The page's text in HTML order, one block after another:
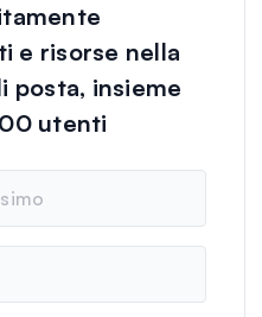
e risorse nella
posta, insieme
utenti